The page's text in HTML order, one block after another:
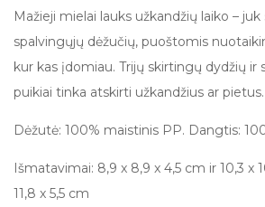
Mažieji mielai lauks užkandžių laiko –
spalvingųjų dėžučių, puoštomis
kur kas įdomiau. Trijų skirtingų dydžių ir
puikiai tinka atskirti užkandžius ar pietus.
Dėžutė: 100% maistinis PP. Dangtis:
Išmatavimai: 8,9 x 8,9 x 4,5 cm ir 10,3 x
11,8 x 5,5 cm